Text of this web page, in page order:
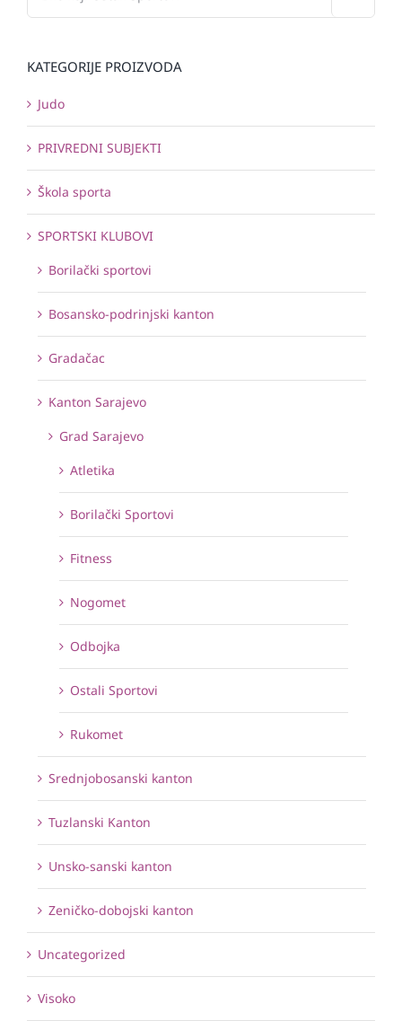
KATEGORIJE PROIZVODA
Judo
PRIVREDNI SUBJEKTI
Škola sporta
SPORTSKI KLUBOVI
Borilački sportovi
Bosansko-podrinjski kanton
Gradačac
Kanton Sarajevo
Grad Sarajevo
Atletika
Borilački Sportovi
Fitness
Nogomet
Odbojka
Ostali Sportovi
Rukomet
Srednjobosanski kanton
Tuzlanski Kanton
Unsko-sanski kanton
Zeničko-dobojski kanton
Uncategorized
Visoko